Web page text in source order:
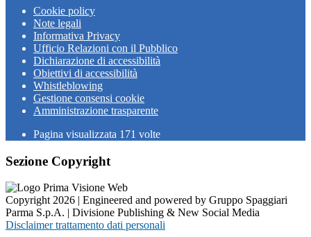
Cookie policy
Note legali
Informativa Privacy
Ufficio Relazioni con il Pubblico
Dichiarazione di accessibilità
Obiettivi di accessibilità
Whistleblowing
Gestione consensi cookie
Amministrazione trasparente
Pagina visualizzata 171 volte
Sezione Copyright
Copyright 2026 | Engineered and powered by Gruppo Spaggiari
Parma S.p.A. | Divisione Publishing & New Social Media
Disclaimer trattamento dati personali